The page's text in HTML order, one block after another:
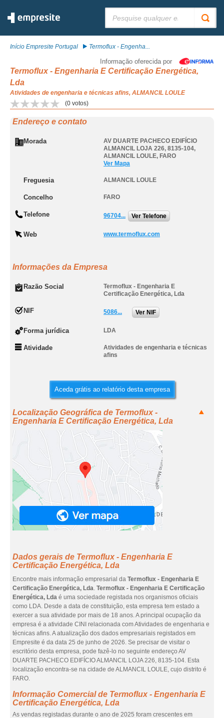
Início Empresite Portugal Termoflux - Engenha...
Informação oferecida por
Termoflux - Engenharia E Certificação Energética,
Lda
Atividades de engenharia e técnicas afins, ALMANCIL LOULE
(0 votos)
Endereço e contato
Morada
AV DUARTE PACHECO EDIFÍCIO
ALMANCIL LOJA 226, 8135-104,
ALMANCIL LOULE, FARO
Ver Mapa
Freguesia ALMANCIL LOULE
Concelho FARO
Telefone 96704... Ver Telefone
Web www.termoflux.com
Informações da Empresa
Razão Social
Termoflux - Engenharia E
Certificação Energética, Lda
NIF 5086... Ver NIF
Forma jurídica LDA
Atividade
Atividades de engenharia e técnicas
afins
Aceda grátis ao relatório desta empresa
Localização Geográfica de Termoflux -
Engenharia E Certificação Energética, Lda
Dados gerais de Termoflux - Engenharia E
Certificação Energética, Lda
Encontre mais informação empresarial da Termoflux - Engenharia E
Certificação Energética, Lda. Termoflux - Engenharia E Certificação
Energética, Lda é uma sociedade registada nos organismos oficiais
como LDA. Desde a data de constituição, esta empresa tem estado a
exercer a sua atividade por mais de 18 anos. A principal ocupação da
empresa é a atividade CINI relacionada com Atividades de engenharia e
técnicas afins. A atualização dos dados empresariais registados em
Empresite é da data 25 de junho de 2026. Se precisar de visitar o
escritório desta empresa, pode fazê-lo no seguinte endereço AV
DUARTE PACHECO EDIFÍCIO ALMANCIL LOJA 226, 8135-104. Esta
localização encontra-se na cidade de ALMANCIL LOULE, cujo distrito é
FARO.
Informação Comercial de Termoflux - Engenharia E
Certificação Energética, Lda
As vendas registadas durante o ano de 2025 foram crescentes em